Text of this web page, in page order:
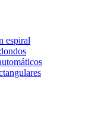
espiral